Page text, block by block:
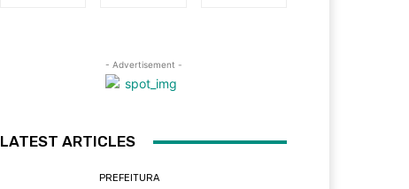
- Advertisement -
LATEST ARTICLES
PREFEITURA